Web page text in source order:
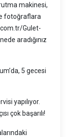
makinesi,
fotoğraflara
Gulet-
aradığınız
5 gecesi
yapılıyor.
çok başarılı!